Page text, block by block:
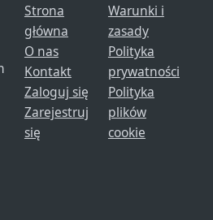
Strona
główna
O nas
Kontakt
Zaloguj się
Zarejestruj
się
Warunki i
zasady
Polityka
prywatności
Polityka
plików
cookie